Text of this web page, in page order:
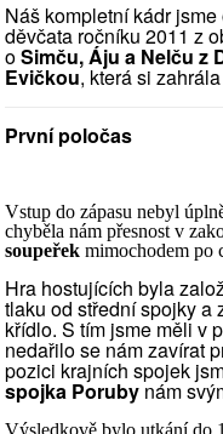
Náš kompletní kádr
děvčata ročníku 2011 z
oSimču, Áju a Nelču z
Evičkou, která si
První poločas
Vstup do zápasu nebyl
chyběla nám přesnost v
soupeřekmimochodem po
Hra hostujících byla
tlaku od střední spojky a
křídlo. S tím jsme měli v
nedařilo se nám zavírat
pozici krajních spojek
spojka Porubynám
Výsledkově bylo utkání do